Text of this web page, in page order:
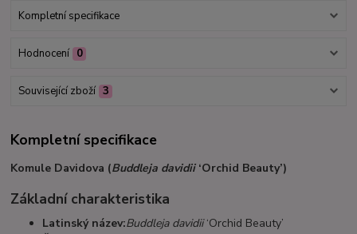
Kompletní specifikace
Hodnocení 0
Související zboží 3
Kompletní specifikace
Komule Davidova (Buddleja davidii‘Orchid Beauty’)
Základní charakteristika
Latinský název:Buddleja davidii‘Orchid Beauty’